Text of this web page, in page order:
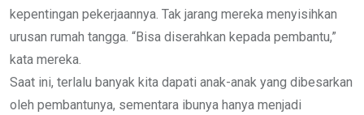
kepentingan pekerjaannya. Tak jarang mereka menyisihkan
urusan rumah tangga. “Bisa diserahkan kepada pembantu,”
kata mereka.
Saat ini, terlalu banyak kita dapati anak-anak yang dibesarkan
oleh pembantunya, sementara ibunya hanya menjadi